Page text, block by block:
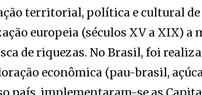
territorial, política e cultural de
europeia (séculos XV a XIX)
de riquezas. No Brasil, foi
econômica (pau-brasil,